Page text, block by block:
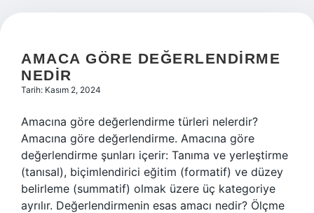
AMACA GÖRE DEĞERLENDIRME
NEDIR
Tarih: Kasım 2, 2024
Amacına göre değerlendirme türleri nelerdir?
Amacına göre değerlendirme. Amacına göre
değerlendirme şunları içerir: Tanıma ve yerleştirme
(tanısal), biçimlendirici eğitim (formatif) ve düzey
belirleme (summatif) olmak üzere üç kategoriye
ayrılır. Değerlendirmenin esas amacı nedir? Ölçme